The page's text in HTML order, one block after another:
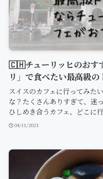
🇨🇭チューリッヒのおす
リ」で食べたい最高級の
スイスのカフェに行ってみた
な？たくさんありすぎて、迷
ひしめき合うカフェ、どこに
04/11/2021